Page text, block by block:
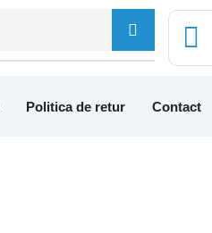
Politica de retur Contact